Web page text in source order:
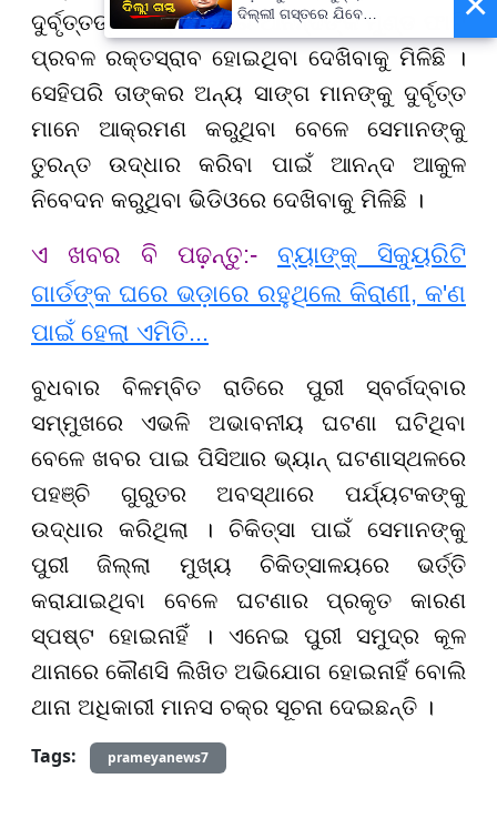
ଦୁର୍ବୃତ୍ତଙ୍କ ଆକ୍ରମଣରେ ଆନନ୍ଦଙ୍କ ମୁଣ୍ଡ ଫାଟି
ପ୍ରବଳ ରକ୍ତସ୍ରାବ ହୋଇଥିବା ଦେଖିବାକୁ ମିଳିଛି ।
ସେହିପରି ତାଙ୍କର ଅନ୍ୟ ସାଙ୍ଗ ମାନଙ୍କୁ ଦୁର୍ବୃତ୍ତ
ମାନେ ଆକ୍ରମଣ କରୁଥିବା ବେଳେ ସେମାନଙ୍କୁ
ତୁରନ୍ତ ଉଦ୍ଧାର କରିବା ପାଇଁ ଆନନ୍ଦ ଆକୁଳ
ନିବେଦନ କରୁଥିବା ଭିଡିଓରେ ଦେଖିବାକୁ ମିଳିଛି ।
ଏ ଖବର ବି ପଢ଼ନ୍ତୁ:-
ବ୍ୟାଙ୍କ୍ ସିକ୍ୟୁରିଟି
ଗାର୍ଡଙ୍କ ଘରେ ଭଡ଼ାରେ ରହୁଥିଲେ କିରାଣୀ, କ'ଣ
ପାଇଁ ହେଲା ଏମିତି...
ବୁଧବାର ବିଳମ୍ବିତ ରାତିରେ ପୁରୀ ସ୍ବର୍ଗଦ୍ବାର
ସମ୍ମୁଖରେ ଏଭଳି ଅଭାବନୀୟ ଘଟଣା ଘଟିଥିବା
ବେଳେ ଖବର ପାଇ ପିସିଆର ଭ୍ୟାନ୍ ଘଟଣାସ୍ଥଳରେ
ପହଞ୍ଚି ଗୁରୁତର ଅବସ୍ଥାରେ ପର୍ଯ୍ୟଟକଙ୍କୁ
ଉଦ୍ଧାର କରିଥିଲା । ଚିକିତ୍ସା ପାଇଁ ସେମାନଙ୍କୁ
ପୁରୀ ଜିଲ୍ଲା ମୁଖ୍ୟ ଚିକିତ୍ସାଳୟରେ ଭର୍ତ୍ତି
କରାଯାଇଥିବା ବେଳେ ଘଟଣାର ପ୍ରକୃତ କାରଣ
ସ୍ପଷ୍ଟ ହୋଇନାହିଁ । ଏନେଇ ପୁରୀ ସମୁଦ୍ର କୂଳ
ଥାନାରେ କୌଣସି ଲିଖିତ ଅଭିଯୋଗ ହୋଇନାହିଁ ବୋଲି
ଥାନା ଅଧିକାରୀ ମାନସ ଚକ୍ର ସୂଚନା ଦେଇଛନ୍ତି ।
Tags:
prameyanews7
ଦିଲ୍ଲୀ ଗସ୍ତରେ ଯିବେ